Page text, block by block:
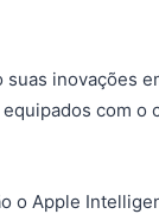
inovações
com o
o Apple